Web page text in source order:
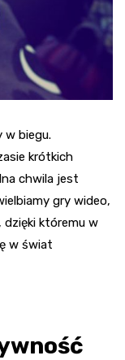
w biegu.
krótkich
chwila jest
gry wideo,
któremu w
w świat